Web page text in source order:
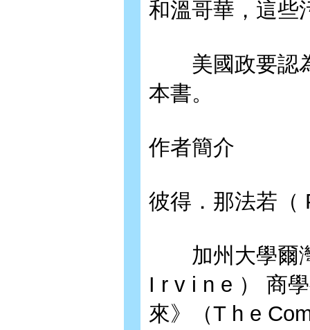
和溫哥華，這些
美國政要認為
本書。
作者簡介
彼得．那法若（
加州大學爾灣
I r v i n e ） 商
來》（T h e